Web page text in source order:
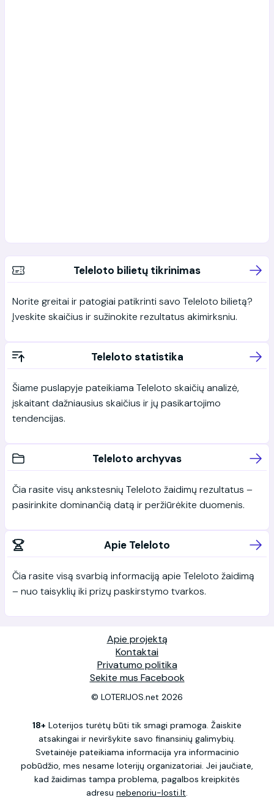
Teleloto bilietų tikrinimas
Norite greitai ir patogiai patikrinti savo Teleloto bilietą?
Įveskite skaičius ir sužinokite rezultatus akimirksniu.
Teleloto statistika
Šiame puslapyje pateikiama Teleloto skaičių analizė,
įskaitant dažniausius skaičius ir jų pasikartojimo
tendencijas.
Teleloto archyvas
Čia rasite visų ankstesnių Teleloto žaidimų rezultatus –
pasirinkite dominančią datą ir peržiūrėkite duomenis.
Apie Teleloto
Čia rasite visą svarbią informaciją apie Teleloto žaidimą
– nuo taisyklių iki prizų paskirstymo tvarkos.
Apie projektą
Kontaktai
Privatumo politika
Sekite mus Facebook
© LOTERIJOS.net 2026
18+ Loterijos turėtų būti tik smagi pramoga. Žaiskite
atsakingai ir neviršykite savo finansinių galimybių.
Svetainėje pateikiama informacija yra informacinio
pobūdžio, mes nesame loterijų organizatoriai. Jei jaučiate,
kad žaidimas tampa problema, pagalbos kreipkitės
adresu nebenoriu-losti.lt.